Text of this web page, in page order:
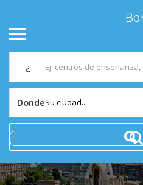
¿
DondeSu ciudad...